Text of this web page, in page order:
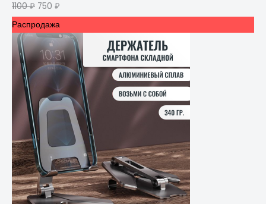
1100₽ 750 ₽
Распродажа